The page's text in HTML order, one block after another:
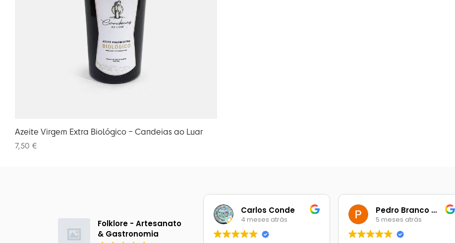
Azeite Virgem Extra Biológico – Candeias ao Luar
7,50 €
Folklore - Artesanato
& Gastronomia
1 mês atrás
Carlos Conde
4 meses atrás
Pedro Branco Campêlo
5 meses atrás